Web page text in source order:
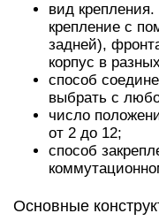
вид
крепление с
задней),
корпус в
способ
выбрать с
число
от 2 до 12;
способ
Основные